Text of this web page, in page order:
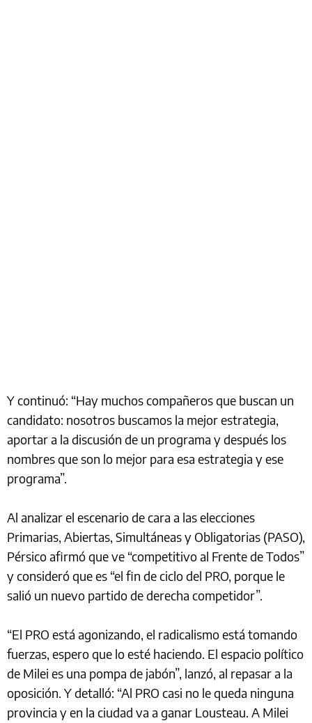
Y continuó: “Hay muchos compañeros que buscan un
candidato: nosotros buscamos la mejor estrategia,
aportar a la discusión de un programa y después los
nombres que son lo mejor para esa estrategia y ese
programa”.
Al analizar el escenario de cara a las elecciones
Primarias, Abiertas, Simultáneas y Obligatorias (PASO),
Pérsico afirmó que ve “competitivo al Frente de Todos”
y consideró que es “el fin de ciclo del PRO, porque le
salió un nuevo partido de derecha competidor”.
“El PRO está agonizando, el radicalismo está tomando
fuerzas, espero que lo esté haciendo. El espacio político
de Milei es una pompa de jabón”, lanzó, al repasar a la
oposición. Y detalló: “Al PRO casi no le queda ninguna
provincia y en la ciudad va a ganar Lousteau. A Milei